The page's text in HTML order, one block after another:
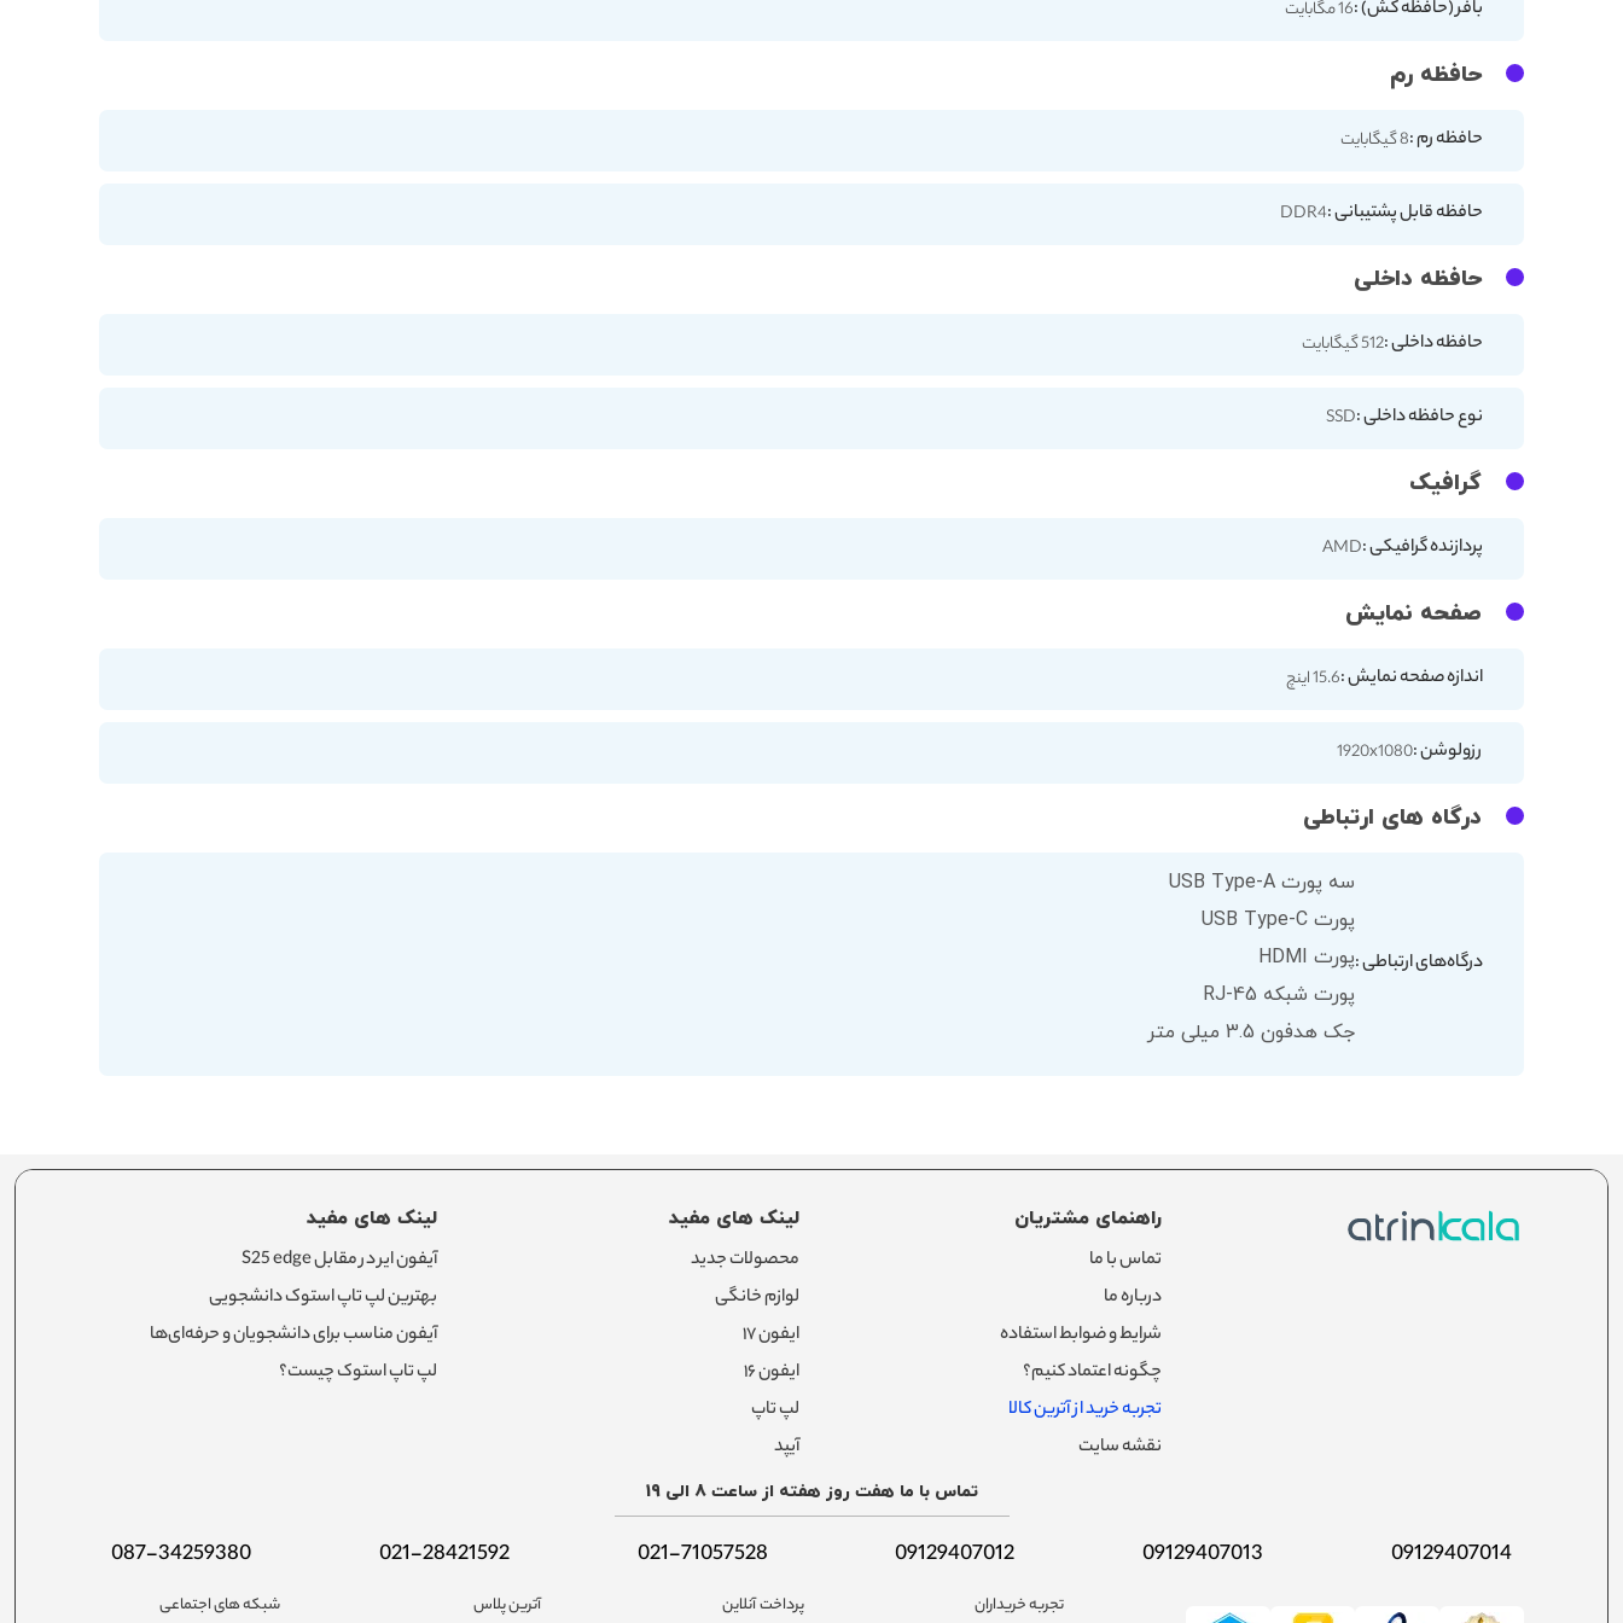
بافر (حافظه کش) :16 مگابایت
حافظه رم
حافظه رم :8 گیگابایت
حافظه قابل پشتیبانی :DDR4
حافظه داخلی
حافظه داخلی :512 گیگابایت
نوع حافظه داخلی :SSD
گرافیک
پردازنده گرافیکی :AMD
صفحه نمایش
اندازه صفحه نمایش :15.6 اینچ
رزولوشن :1920x1080
درگاه های ارتباطی
درگاه‌های ارتباطی :
سه پورت USB Type-A
پورت USB Type-C
پورت HDMI
پورت شبکه RJ-45
جک هدفون 3.5 میلی متر
راهنمای مشتریان
تماس با ما
درباره ما
شرایط و ضوابط استفاده
چگونه اعتماد کنیم؟
تجربه خرید از آترین کالا
نقشه سایت
لینک های مفید
محصولات جدید
لوازم خانگی
ایفون ۱۷
ایفون ۱۶
لپ تاپ
آیپد
لینک های مفید
آیفون ایر در مقابل S25 edge
بهترین لپ تاپ استوک دانشجویی
آیفون مناسب برای دانشجویان و حرفه‌ای‌ها
لپ تاپ استوک چیست؟
تماس با ما هفت روز هفته از ساعت 8 الی 19
09129407014
09129407013
09129407012
021-71057528
021-28421592
087-34259380
تجربه خریداران پرداخت آنلاین آترین پلاس شبکه های اجتماعی